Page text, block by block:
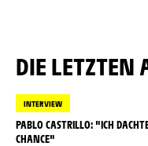
DIE LETZTEN
INTERVIEW
PABLO CASTRILLO: "ICH
CHANCE"